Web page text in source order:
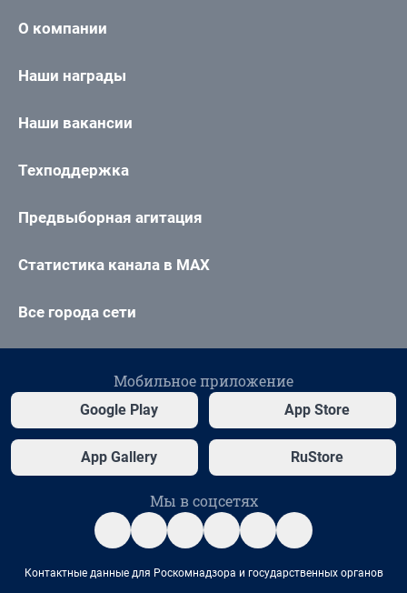
О компании
Наши награды
Наши вакансии
Техподдержка
Предвыборная агитация
Статистика канала в MAX
Все города сети
Мобильное приложение
Google Play App Store
App Gallery RuStore
Мы в соцсетях
Контактные данные для Роскомнадзора и государственных органов